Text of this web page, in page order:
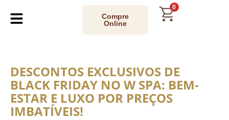
Compre
Online
0
DESCONTOS EXCLUSIVOS DE
BLACK FRIDAY NO W SPA: BEM-
ESTAR E LUXO POR PREÇOS
IMBATÍVEIS!